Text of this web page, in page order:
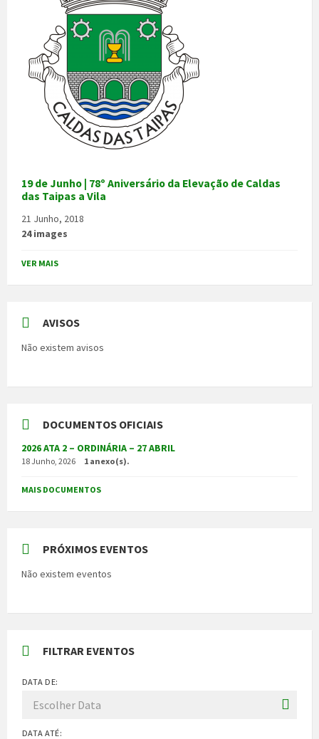
19 de Junho | 78º Aniversário da Elevação de Caldas
das Taipas a Vila
21 Junho, 2018
24 images
VER MAIS
AVISOS
Não existem avisos
DOCUMENTOS OFICIAIS
2026 ATA 2 – ORDINÁRIA – 27 ABRIL
18 Junho, 2026 1 anexo(s).
MAIS DOCUMENTOS
PRÓXIMOS EVENTOS
Não existem eventos
FILTRAR EVENTOS
DATA DE:
DATA ATÉ: